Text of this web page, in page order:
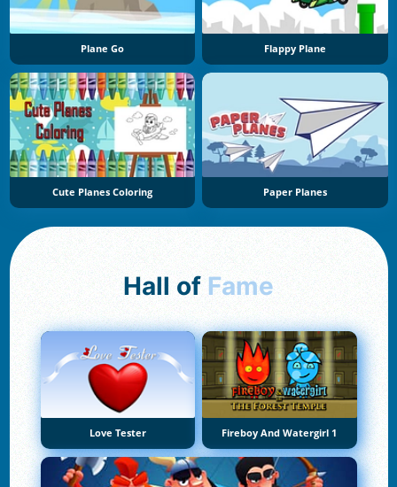
Plane Go Flappy Plane
Cute Planes Coloring Paper Planes
Hall of Fame
Love Tester Fireboy And Watergirl 1